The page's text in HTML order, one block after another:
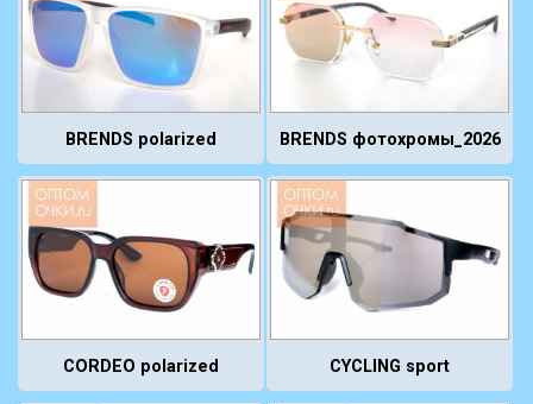
BRENDS polarized BRENDS фотохромы_2026
CORDEO polarized CYCLING sport